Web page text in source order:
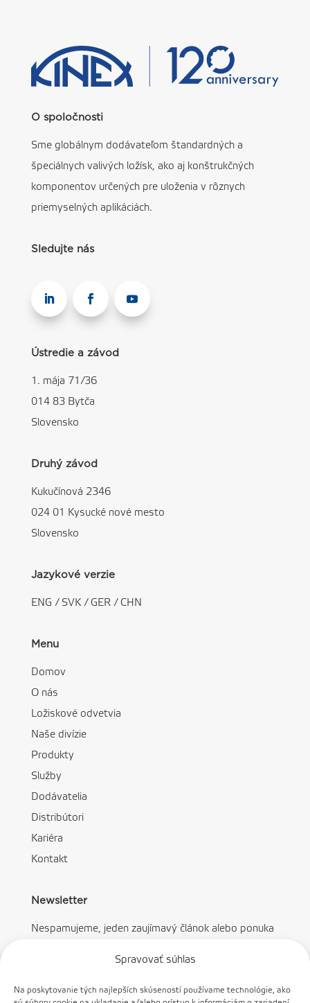
Spravovať súhlas
Na poskytovanie tých najlepších skúseností používame technológie, ako
O spoločnosti
Sme globálnym dodávateľom štandardných a
špeciálnych valivých ložísk, ako aj konštrukčných
komponentov určených pre uloženia v rôznych
priemyselných aplikáciách.
Sledujte nás
Ústredie a závod
1. mája 71/36
014 83 Bytča
Slovensko
Druhý závod
Kukučínová 2346
024 01 Kysucké nové mesto
Slovensko
Jazykové verzie
ENG / SVK/ GER/ CHN
Menu
Domov
O nás
Ložiskové odvetvia
Naše divízie
Produkty
Služby
Dodávatelia
Distribútori
Kariéra
Kontakt
Newsletter
Nespamujeme, jeden zaujímavý článok alebo ponuka